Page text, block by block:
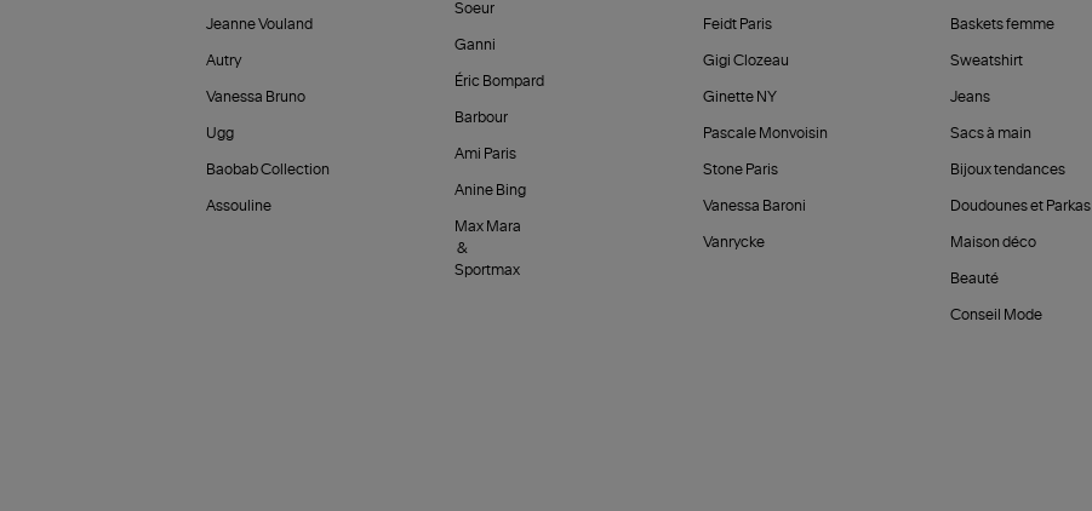
Jeanne Vouland
Autry
Vanessa Bruno
Ugg
Baobab Collection
Assouline
Soeur
Ganni
Éric Bompard
Barbour
Ami Paris
Anine Bing
Max Mara
&
Sportmax
Feidt Paris
Gigi Clozeau
Ginette NY
Pascale Monvoisin
Stone Paris
Vanessa Baroni
Vanrycke
Baskets femme
Sweatshirt
Jeans
Sacs à main
Bijoux tendances
Doudounes et Parkas
Maison déco
Beauté
Conseil Mode